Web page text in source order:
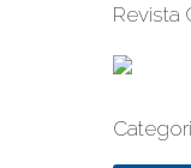
Revista